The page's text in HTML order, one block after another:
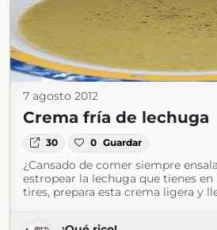
7 agosto 2012
Crema fría de lechuga
30 0 Guardar
¿Cansado de comer siempre
estropear la lechuga que tienes en
tires, prepara esta crema ligera y